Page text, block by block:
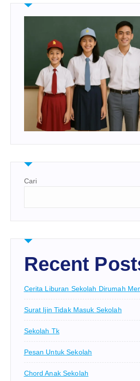
Cari
Recent
Cerita Liburan Sekolah Dirumah
Surat Ijin Tidak Masuk Sekolah
Sekolah Tk
Pesan Untuk Sekolah
Chord Anak Sekolah